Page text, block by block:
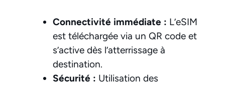
Connectivité immédiate : L’eSIM
est téléchargée via un QR code et
s’active dès l’atterrissage à
destination.
Sécurité : Utilisation des